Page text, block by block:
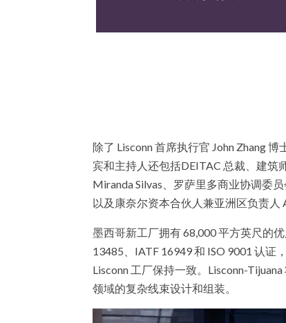
除了 Lisconn 首席执行官 John Zhang
宾和主持人还包括DEITAC 总裁、建筑
Miranda Silvas、罗萨里多商业协调委
以及康奈尔资本合伙人兼亚洲区负责人
墨西哥新工厂拥有 68,000 平方英尺的
13485、IATF 16949 和 ISO 9001 认证
Lisconn 工厂保持一致。Lisconn-
领域的复杂线束设计和组装。